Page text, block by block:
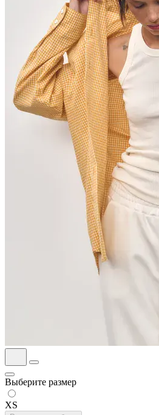
Выберите размер
XS